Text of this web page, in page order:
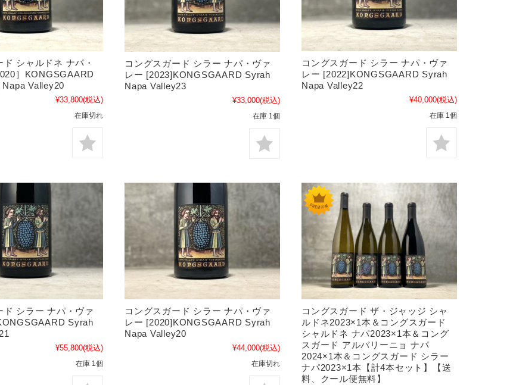
ド シャルドネ ナパ・
］KONGSGAARD
Valley20
¥33,800(税込)
在庫切れ
コングスガード シラー ナパ・ヴァ
レー [2023]KONGSGAARD Syrah
Napa Valley23
¥33,000(税込)
在庫 1個
コングスガード シラー ナパ・ヴァ
レー [2022]KONGSGAARD Syrah
Napa Valley22
¥40,000(税込)
在庫 1個
ド シラー ナパ・ヴァ
Syrah
¥55,800(税込)
在庫 1個
コングスガード シラー ナパ・ヴァ
レー [2020]KONGSGAARD Syrah
Napa Valley20
¥44,000(税込)
在庫切れ
コングスガード ザ・ジャッジ シャ
ルドネ2023×1本＆コングスガード
シャルドネ ナパ2023×1本＆コング
スガード アルバリーニョ ナパ
2024×1本＆コングスガード シラー
ナパ2023×1本【計4本セット】【送
料、クール便無料】